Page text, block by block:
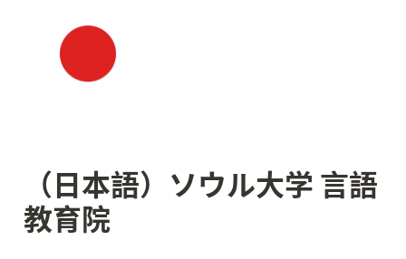
（日本語）ソウル大学 言語
教育院